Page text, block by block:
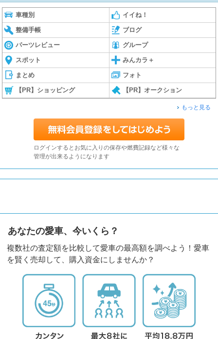
車種別 イイね！
整備手帳 ブログ
パーツレビュー グループ
スポット みんカラ＋
まとめ フォト
【PR】ショッピング 【PR】オークション
もっと見る
ログインするとお気に入りの保存や燃費記録など様々な
管理が出来るようになります
あなたの愛車、今いくら？
複数社の査定額を比較して愛車の最高額を調べよう！愛車
を賢く売却して、購入資金にしませんか？